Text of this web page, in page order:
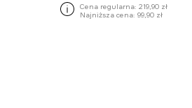
Cena regularna: 219,90 zł
Najniższa cena: 99,90 zł